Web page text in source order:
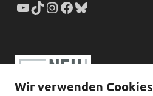
Wir verwenden Cookies